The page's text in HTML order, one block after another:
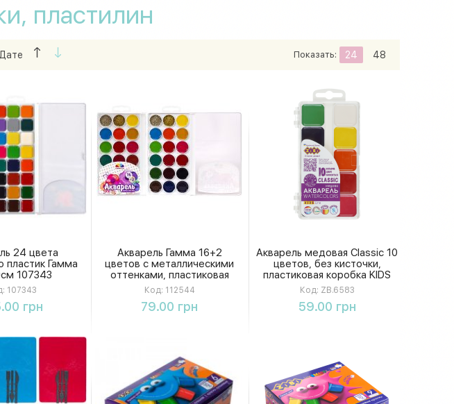
пластилин
Дате Показать: 24 48
24 цвета
пластик Гамма
107343
107343
грн
Акварель Гамма 16+2
цветов с металлическими
оттенками, пластиковая
упаковка 17×10 см, без
кисти
Код: 112544
79.00 грн
Купить
Акварель медовая Classic 10
цветов, без кисточки,
пластиковая коробка KIDS
Line ZB.6583
Код: ZB.6583
59.00 грн
Купить